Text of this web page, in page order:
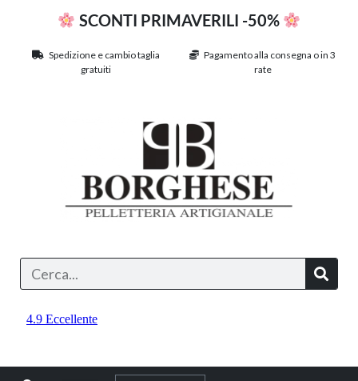
SCONTI PRIMAVERILI -50%
Spedizione e cambio taglia
gratuiti
Pagamento alla consegna o in 3
rate